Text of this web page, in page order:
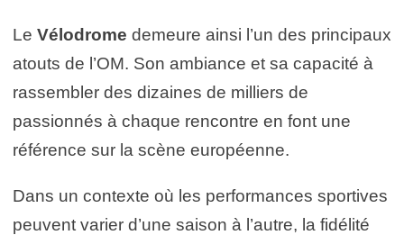
Le Vélodrome demeure ainsi l’un des principaux
atouts de l’OM. Son ambiance et sa capacité à
rassembler des dizaines de milliers de
passionnés à chaque rencontre en font une
référence sur la scène européenne.
Dans un contexte où les performances sportives
peuvent varier d’une saison à l’autre, la fidélité